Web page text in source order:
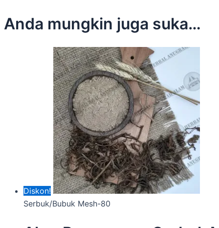
Anda mungkin juga suka…
Diskon!
Serbuk/Bubuk Mesh-80